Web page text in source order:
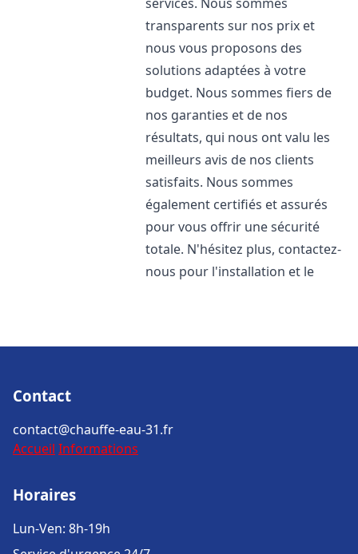
transparents sur nos prix et
nous vous proposons des
solutions adaptées à votre
budget. Nous sommes fiers de
nos garanties et de nos
résultats, qui nous ont valu les
meilleurs avis de nos clients
satisfaits. Nous sommes
également certifiés et assurés
pour vous offrir une sécurité
totale. N'hésitez plus, contactez-
nous pour l'installation et le
Contact
contact@chauffe-eau-31.fr
Accueil Informations
Horaires
Lun-Ven: 8h-19h